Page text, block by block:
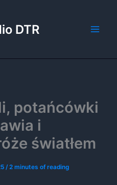
DTR
potańcówki
i
światłem
/2 minutes of reading